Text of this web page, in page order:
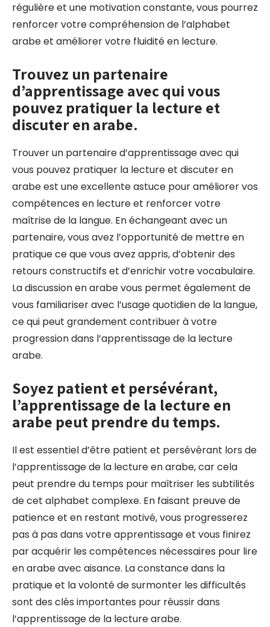
régulière et une motivation constante, vous pourrez
renforcer votre compréhension de l’alphabet
arabe et améliorer votre fluidité en lecture.
Trouvez un partenaire
d’apprentissage avec qui vous
pouvez pratiquer la lecture et
discuter en arabe.
Trouver un partenaire d’apprentissage avec qui
vous pouvez pratiquer la lecture et discuter en
arabe est une excellente astuce pour améliorer vos
compétences en lecture et renforcer votre
maîtrise de la langue. En échangeant avec un
partenaire, vous avez l’opportunité de mettre en
pratique ce que vous avez appris, d’obtenir des
retours constructifs et d’enrichir votre vocabulaire.
La discussion en arabe vous permet également de
vous familiariser avec l’usage quotidien de la langue,
ce qui peut grandement contribuer à votre
progression dans l’apprentissage de la lecture
arabe.
Soyez patient et persévérant,
l’apprentissage de la lecture en
arabe peut prendre du temps.
Il est essentiel d’être patient et persévérant lors de
l’apprentissage de la lecture en arabe, car cela
peut prendre du temps pour maîtriser les subtilités
de cet alphabet complexe. En faisant preuve de
patience et en restant motivé, vous progresserez
pas à pas dans votre apprentissage et vous finirez
par acquérir les compétences nécessaires pour lire
en arabe avec aisance. La constance dans la
pratique et la volonté de surmonter les difficultés
sont des clés importantes pour réussir dans
l’apprentissage de la lecture arabe.